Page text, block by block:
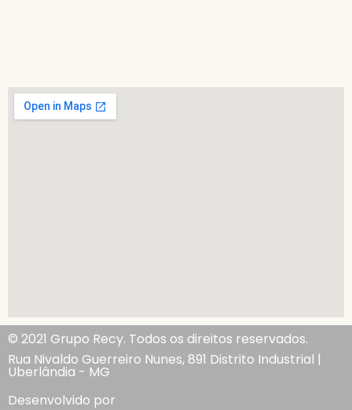
© 2021 Grupo Recy. Todos os direitos reservados.
Rua Nivaldo Guerreiro Nunes, 891 Distrito Industrial |
Uberlândia - MG
Desenvolvido por